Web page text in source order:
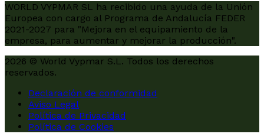
WORLD VYPMAR SL ha recibido una ayuda de la Unión
Europea con cargo al Programa de Andalucía FEDER
2021-2027 para "Mejora en el equipamiento de la
empresa, para aumentar y mejorar la producción".
2026 © World Vypmar S.L. Todos los derechos
reservados.
Declaración de conformidad
Aviso Legal
Política de Privacidad
Política de Cookies